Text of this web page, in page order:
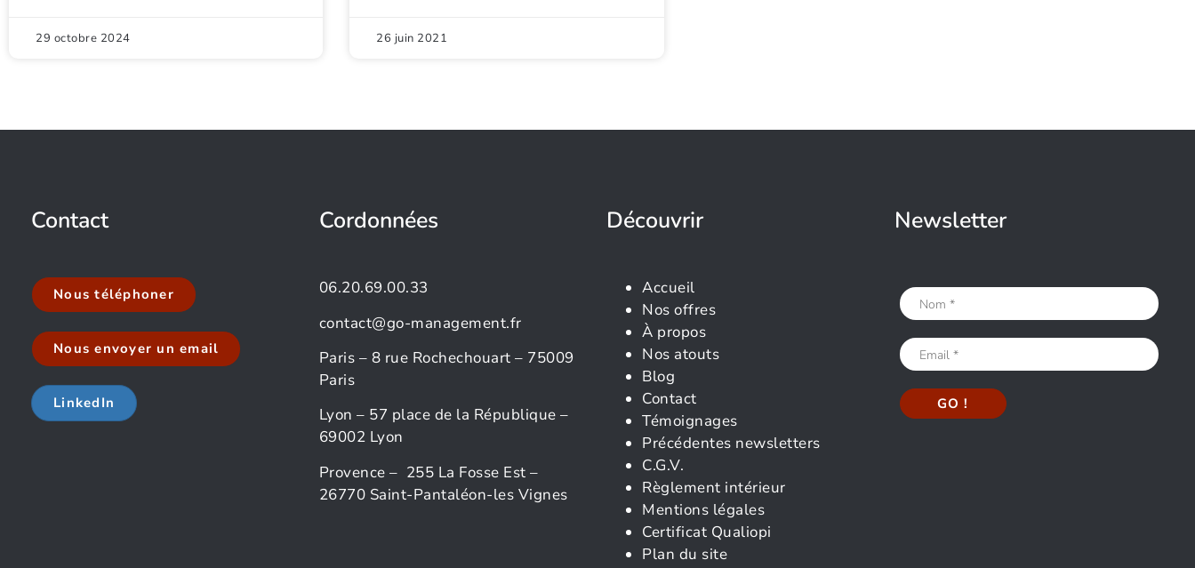
29 octobre 2024 26 juin 2021
Contact
Nous téléphoner
Nous envoyer un email
LinkedIn
Cordonnées
06.20.69.00.33
contact@go-management.fr
Paris – 8 rue Rochechouart – 75009
Paris
Lyon – 57 place de la République –
69002 Lyon
Provence – 255 La Fosse Est –
26770 Saint-Pantaléon-les Vignes
Découvrir
Accueil
Nos offres
À propos
Nos atouts
Blog
Contact
Témoignages
Précédentes newsletters
C.G.V.
Règlement intérieur
Mentions légales
Certificat Qualiopi
Plan du site
Newsletter